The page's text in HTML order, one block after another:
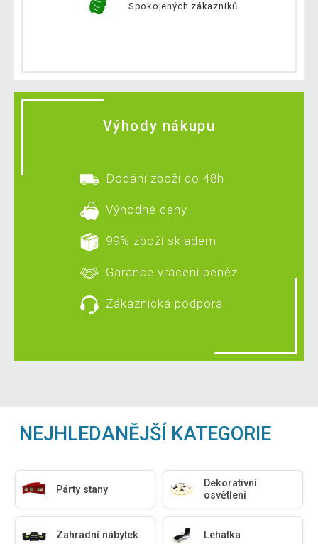
Spokojených zákazníků
Výhody nákupu
Dodání zboží do 48h
Výhodné ceny
99% zboží skladem
Garance vrácení peněz
Zákaznická podpora
NEJHLEDANĚJŠÍ KATEGORIE
Párty stany
Dekorativní
osvětlení
Zahradní nábytek Lehátka